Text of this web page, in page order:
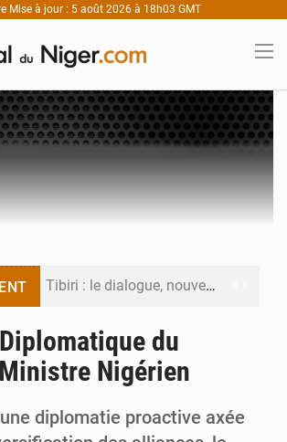
Mise à jour : 5 août 2026 à 18h03 GMT
Tibiri : le dialogue, nouveau terrain de jeu pour la paix
du
Nigérien
diplomatie proactive axée